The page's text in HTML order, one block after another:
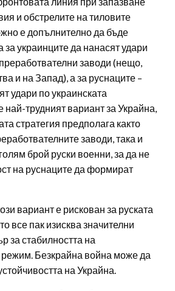
и обстрелите на тиловите
е допълнително да бъде
украинците да нанасят удари
заводи (нещо,
и на Запад), а за руснаците –
удари по украинската
най-трудният вариант за Украйна,
стратегия предполага както
заводи, така и
брой руски военни, за да не
на руснаците да формират
вариант е рискован за руската
все пак изисква значителни
за стабилността на
режим. Безкрайна война може да
на Украйна.